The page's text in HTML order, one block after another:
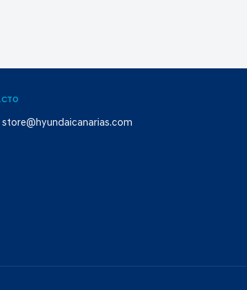
store@hyundaicanarias.com